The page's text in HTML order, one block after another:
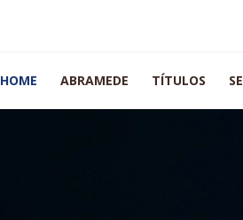
HOME ABRAMEDE TÍTULOS